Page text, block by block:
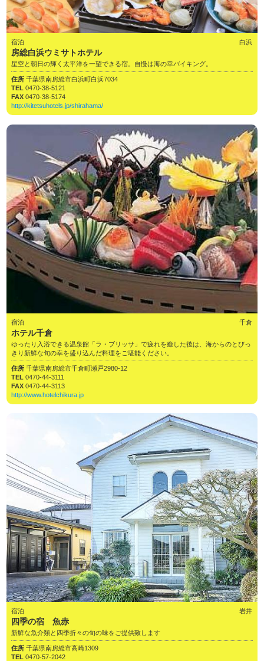
宿泊 白浜
房総白浜ウミサトホテル
星空と朝日の輝く太平洋を一望できる宿。自慢は海の幸バイキング。
住所千葉県南房総市白浜町白浜7034
TEL0470-38-5121
FAX0470-38-5174
http://kitetsuhotels.jp/shirahama/
宿泊 千倉
ホテル千倉
ゆったり入浴できる温泉館「ラ・ブリッサ」で疲れを癒した後は、海からのとびっ
きり新鮮な旬の幸を盛り込んだ料理をご堪能ください。
住所千葉県南房総市千倉町瀬戸2980-12
TEL0470-44-3111
FAX0470-44-3113
http://www.hotelchikura.jp
宿泊 岩井
四季の宿 魚赤
新鮮な魚介類と四季折々の旬の味をご提供致します
住所千葉県南房総市高崎1309
TEL0470-57-2042